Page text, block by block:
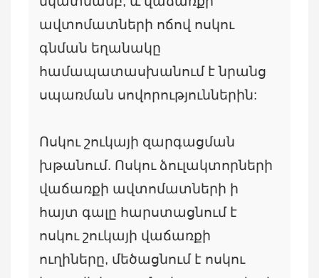
ավտոմատների ոճով ոսկու
գնման եղանակը
համապատասխանում է նրանց
սպառման սովորություններին:
Ոսկու շուկայի զարգացման
խթանում. Ոսկու ձուլակտորների
վաճառքի ավտոմատների ի
հայտ գալը հարստացնում է
ոսկու շուկայի վաճառքի
ուղիները, մեծացնում է ոսկու